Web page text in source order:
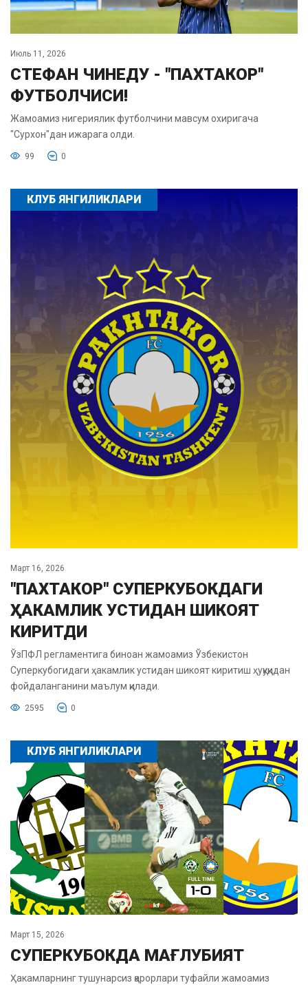
Июль 11, 2026
СТЕФАН ЧИНЕДУ - "ПАХТАКОР"
ФУТБОЛЧИСИ!
Жамоамиз нигериялик футболчини мавсум охиригача
"Сурхон"дан ижарага олди.
99 0
КЛУБ ЯНГИЛИКЛАРИ
Март 16, 2026
"ПАХТАКОР" СУПЕРКУБОКДАГИ
ҲАКАМЛИК УСТИДАН ШИКОЯТ
КИРИТДИ
ЎзПФЛ регламентига биноан жамоамиз Ўзбекистон
Суперкубогидаги ҳакамлик устидан шикоят киритиш ҳуқуқидан
фойдаланганини маълум қилади.
2595 0
КЛУБ ЯНГИЛИКЛАРИ
Март 15, 2026
СУПЕРКУБОКДА МАҒЛУБИЯТ
Ҳакамларнинг тушунарсиз қарорлари туфайли жамоамиз